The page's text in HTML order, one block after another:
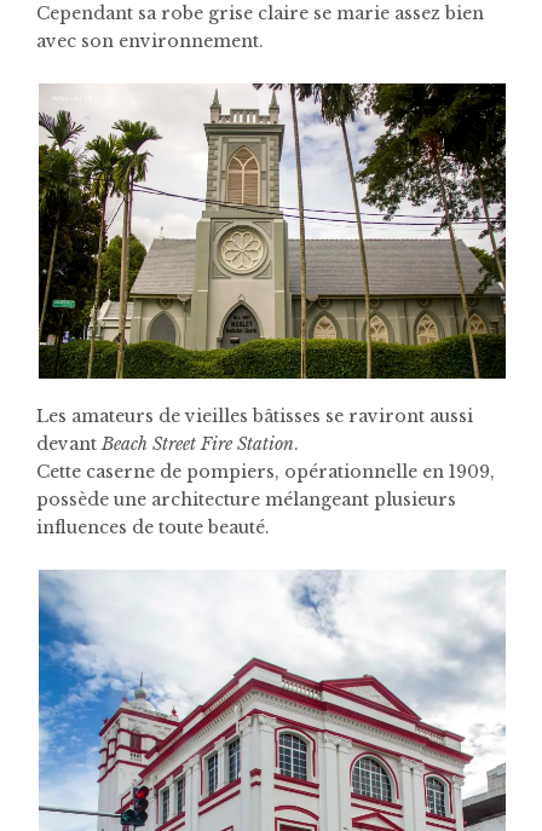
Cependant sa robe grise claire se marie assez bien
avec son environnement.
Les amateurs de vieilles bâtisses se raviront aussi
devantBeach Street Fire Station.
Cette caserne de pompiers, opérationnelle en 1909,
possède une architecture mélangeant plusieurs
influences de toute beauté.